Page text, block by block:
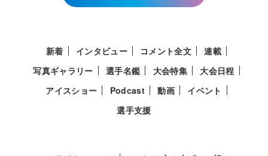
新着 インタビュー コメント全文
連載
写真ギャラリー
選手名鑑 大会特集
大会日程
アイスショー
Podcast 動画
イベント
選手支援